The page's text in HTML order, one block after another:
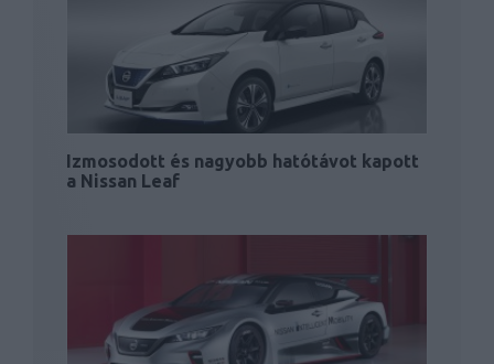
Izmosodott és nagyobb hatótávot kapott
a Nissan Leaf